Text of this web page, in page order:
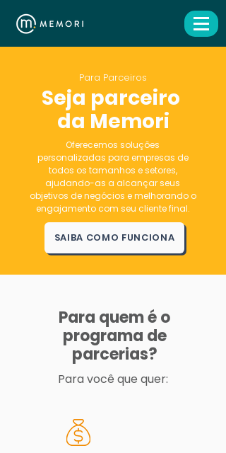
Para Parceiros
Seja parceiro
da Memori
Oferecemos soluções
personalizadas para empresas de
todos os tamanhos e setores,
ajudando-as a alcançar seus
objetivos de negócios e melhorando o
engajamento com seu cliente final.
SAIBA COMO FUNCIONA
Para quem é o
programa de
parcerias?
Para você que quer: